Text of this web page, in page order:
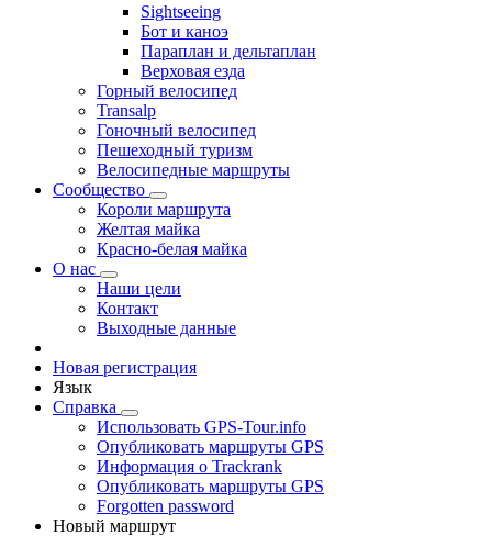
Sightseeing
Бот и каноэ
Параплан и дельтаплан
Верховая езда
Горный велосипед
Transalp
Гоночный велосипед
Пешеходный туризм
Велосипедные маршруты
Сообщество
Короли маршрута
Желтая майка
Красно-белая майка
О нас
Наши цели
Контакт
Выходные данные
Новая регистрация
Язык
Справка
Использовать GPS-Tour.info
Опубликовать маршруты GPS
Информация о Trackrank
Опубликовать маршруты GPS
Forgotten password
Новый маршрут